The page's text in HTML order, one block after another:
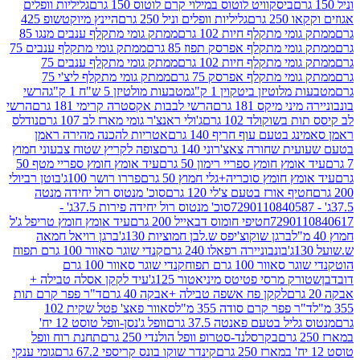
ביסקוויט לוטוס במילוי קרם לוטוס 150 גרם
גליליות וופלים
גרם
גליליות וופלים וניל 250 גרם
היינץ מיוקטשופ 425
מתקלף חיות 102 גרם
ממתק גומי מתקלף ענבים מנגו 85
מתקלף אפרסק תפוז 85 גרם
ממתק גומי מתקלף ענבים 75
מתקלף חיות 102 גרם
ממתק גומי מתקלף ענבים 75
מתקלף אפרסק 75 גרם
ממתק גומי מתקלף ליצ'י 75
ביטקוין 1 ק"ג
מטבעות מולטיזן 5 ש"ח 1 ק"ג
הרשי
מיקס 181 גרם
הרשי לבבות אקסטרה קרימי 181 גרם
הרשי
102 גרם
ג'ולי ראנצ'ר גומי מארז לב 107 גרם
נודלס
עוף חריף 140 גרם
אטריות להכנה מהירה ראמן
שחורה צאצ'רוני 140 גרם
צופה לקריץ שטוח צבעוני חמוץ
חומץ ספריי רימון 50 גרם
עיד אומץ חומץ ספריי מטף 50
חומץ סוכריה+גלי חמוץ 50 גרם
פררו רושר 100ג'
בוטן רביולי
אורז בטעם צ'לי 120 גרם
סוכ' מנטוס רול יחידה מנטה
סוכ' מנטוס רול יחידה פירות 37.5ג' -
חטיפי חומוס דבאייל 200 גרם
עיד אומץ חומץ טריפל ג'ל
ברגן שוקוצ'יפס ש.לבן חמוציות 130ג'
ברגן רויאל חמאה
בונבוניירה רפאלו 240 גרם
קנדי שוגר סאוור 100 גרם תפוח
100 גרם תפוח
קנדי שוגר סאוור 100 גרם
מרסי פטיטס מיניאטור 125ג'
עיד לקקן אסלה טבילה +
לקקן פח אשפה טבילה +אבקה 40 גרם
ד"ר פפר קרם תות
פפר קרם סודה 355 מ"ל
סאוור פאצ' פטל שקית 102
בטעם פאנטה 37.5 גרם
וופל ג'נסן-וופל טוסט 12 יח'
בקרסלנד-סטרופ וופל הולנדי 250 גרם
תחנת רוח וופל
קינדר שוקו בונס קריספי 67.2 גרם
גומי ענקי